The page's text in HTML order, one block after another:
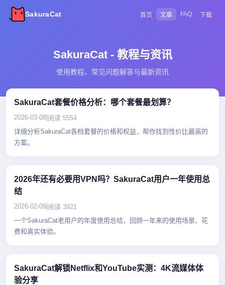
SakuraCat 首页 文章 FAQ 下载
SakuraCat - 教程与资讯
使用教程、常见问题解答与最新资讯
SakuraCat套餐价格分析：哪个套餐最划算？
2026-03-08 阅读 5554
详细分析SakuraCat各档套餐的价格和权益，帮你找到性价比最高的
方案。
2026年还有必要用VPN吗？SakuraCat用户一年使用总
结
2026-02-09 阅读 3921
一个SakuraCat老用户的年度使用总结，回顾一年来的使用场景、花
费和真实体验。
SakuraCat解锁Netflix和YouTube实测：4K流媒体体
验分享